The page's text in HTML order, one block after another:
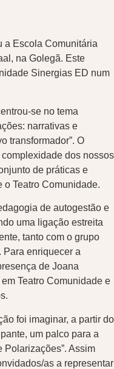
a Escola Comunitária
na Golegã. Este
Sinergias ED num
se no tema
narrativas e
transformador”. O
dos nossos
de práticas e
o Teatro Comunidade.
de autogestão e
uma ligação estreita
tanto com o grupo
Para enriquecer a
de Joana
Teatro Comunidade e
foi imaginar, a partir do
um palco para a
Polarizações”. Assim
as a representar